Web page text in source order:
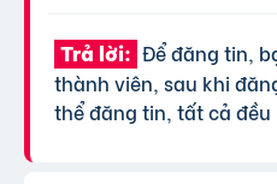
Trả lời: Để đăng tin,
thành viên, sau khi
thể đăng tin, tất cả đều